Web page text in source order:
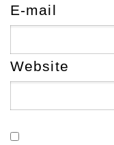
E-mail
Website